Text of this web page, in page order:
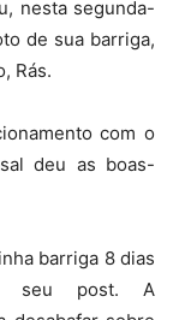
nesta segunda-
de sua barriga,
Rás.
com o
deu as boas-
barriga 8 dias
seu post. A